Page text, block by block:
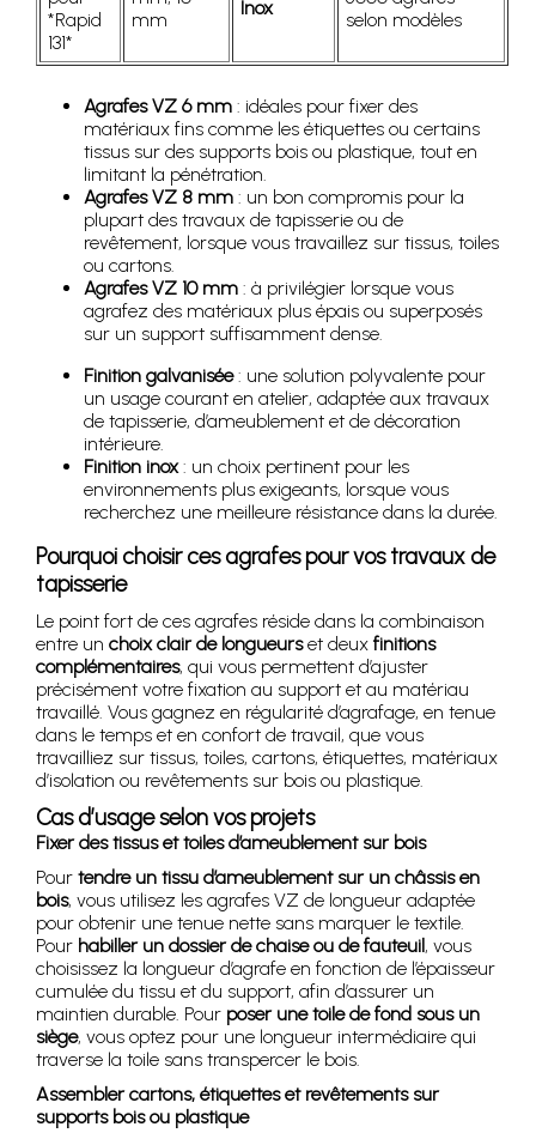
*Rapid
131*
mm
Inox
selon modèles
Agrafes VZ 6 mm : idéales pour fixer des
matériaux fins comme les étiquettes ou certains
tissus sur des supports bois ou plastique, tout en
limitant la pénétration.
Agrafes VZ 8 mm : un bon compromis pour la
plupart des travaux de tapisserie ou de
revêtement, lorsque vous travaillez sur tissus, toiles
ou cartons.
Agrafes VZ 10 mm : à privilégier lorsque vous
agrafez des matériaux plus épais ou superposés
sur un support suffisamment dense.
Finition galvanisée: une solution polyvalente pour
un usage courant en atelier, adaptée aux travaux
de tapisserie, d’ameublement et de décoration
intérieure.
Finition inox: un choix pertinent pour les
environnements plus exigeants, lorsque vous
recherchez une meilleure résistance dans la durée.
Pourquoi choisir ces agrafes pour vos travaux de
tapisserie
Le point fort de ces agrafes réside dans la combinaison
entre un choix clair de longueurset deux finitions
complémentaires, qui vous permettent d’ajuster
précisément votre fixation au support et au matériau
travaillé. Vous gagnez en régularité d’agrafage, en tenue
dans le temps et en confort de travail, que vous
travailliez sur tissus, toiles, cartons, étiquettes, matériaux
d’isolation ou revêtements sur bois ou plastique.
Cas d’usage selon vos projets
Fixer des tissus et toiles d’ameublement sur bois
Pour tendre un tissu d’ameublement sur un châssis en
bois, vous utilisez les agrafes VZ de longueur adaptée
pour obtenir une tenue nette sans marquer le textile.
Pour habiller un dossier de chaise ou de fauteuil, vous
choisissez la longueur d’agrafe en fonction de l’épaisseur
cumulée du tissu et du support, afin d’assurer un
maintien durable. Pour poser une toile de fond sous un
siège, vous optez pour une longueur intermédiaire qui
traverse la toile sans transpercer le bois.
Assembler cartons, étiquettes et revêtements sur
supports bois ou plastique